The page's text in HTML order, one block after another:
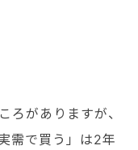
ろがありますが、
需で買う」は2年